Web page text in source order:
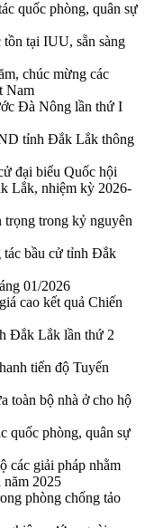
quốc phòng, quân sự
tại IUU, sẵn sàng
chúc mừng các
Nam
Đà Nông lần thứ I
tỉnh Đắk Lắk thông
đại biểu Quốc hội
Lắk, nhiệm kỳ 2026-
trọng trong kỷ nguyên
bầu cử tỉnh Đắk
01/2026
cao kết quả Chiến
Đắk Lắk lần thứ 2
tiến độ Tuyến
toàn bộ nhà ở cho hộ
quốc phòng, quân sự
các giải pháp nhằm
năm 2025
phòng chống tảo